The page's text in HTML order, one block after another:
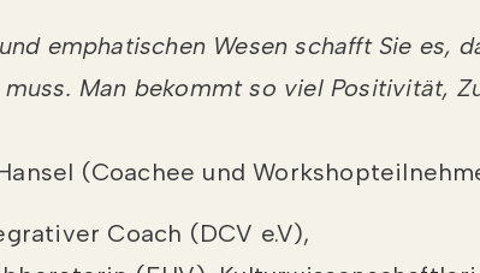
emphatischen Wesen schafft Sie es,
Man bekommt so viel Positivität,
(Coachee und
Coach (DCV e.V),